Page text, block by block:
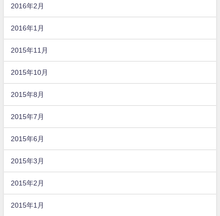
2016年2月
2016年1月
2015年11月
2015年10月
2015年8月
2015年7月
2015年6月
2015年3月
2015年2月
2015年1月